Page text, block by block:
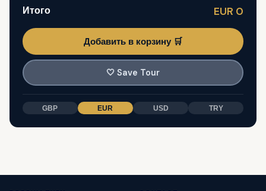
Итого EUR 0
Добавить в корзину 🛒
🤍 Save Tour
GBP EUR USD TRY